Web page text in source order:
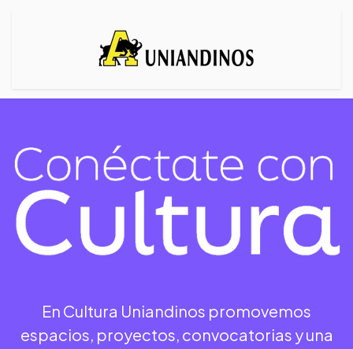
En Cultura Uniandinos promovemos
espacios, proyectos, convocatorias y una